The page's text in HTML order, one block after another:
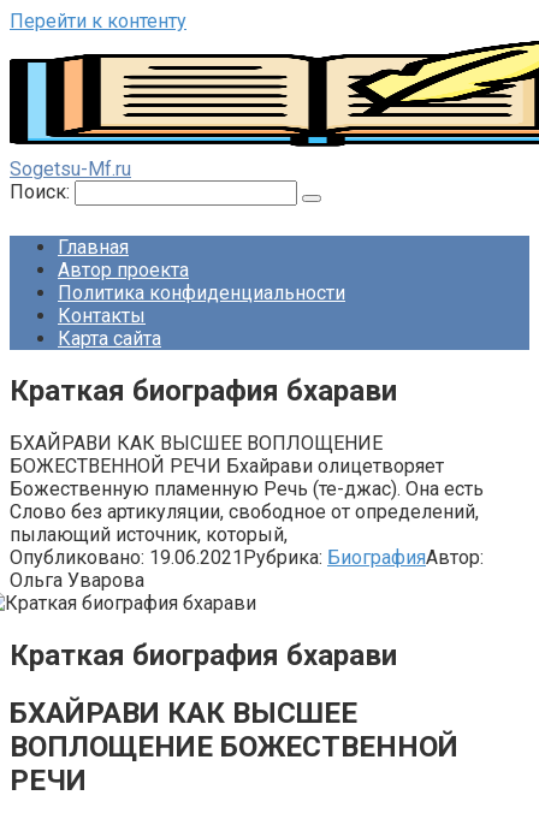
Перейти к контенту
Sogetsu-Mf.ru
Поиск:
Главная
Автор проекта
Политика конфиденциальности
Контакты
Карта сайта
Краткая биография бхарави
БХАЙРАВИ КАК ВЫСШЕЕ ВОПЛОЩЕНИЕ
БОЖЕСТВЕННОЙ РЕЧИ Бхайрави олицетворяет
Божественную пламенную Речь (те-джас). Она есть
Слово без артикуляции, свободное от определений,
пылающий источник, который,
Опубликовано: 19.06.2021Рубрика: БиографияАвтор:
Ольга Уварова
Краткая биография бхарави
БХАЙРАВИ КАК ВЫСШЕЕ
ВОПЛОЩЕНИЕ БОЖЕСТВЕННОЙ
РЕЧИ